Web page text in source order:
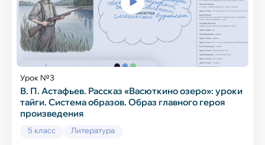
Урок №3
В. П. Астафьев. Рассказ «Васюткино озеро»: уроки
тайги. Система образов. Образ главного героя
произведения
5 класс
Литература